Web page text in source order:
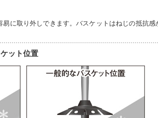
に取り外しできます。バスケットはねじの抵抗感
ット位置